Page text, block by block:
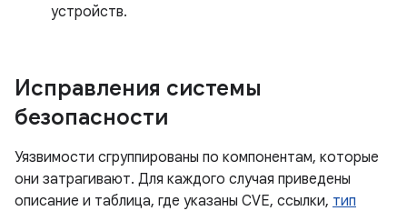
устройств.
Исправления системы
безопасности
Уязвимости сгруппированы по компонентам, которые
они затрагивают. Для каждого случая приведены
описание и таблица, где указаны CVE, ссылки, тип